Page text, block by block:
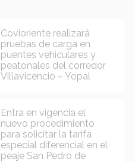
Covioriente realizará
pruebas de carga en
puentes vehiculares y
peatonales del corredor
Villavicencio – Yopal
Entra en vigencia el
nuevo procedimiento
para solicitar la tarifa
especial diferencial en el
peaje San Pedro de